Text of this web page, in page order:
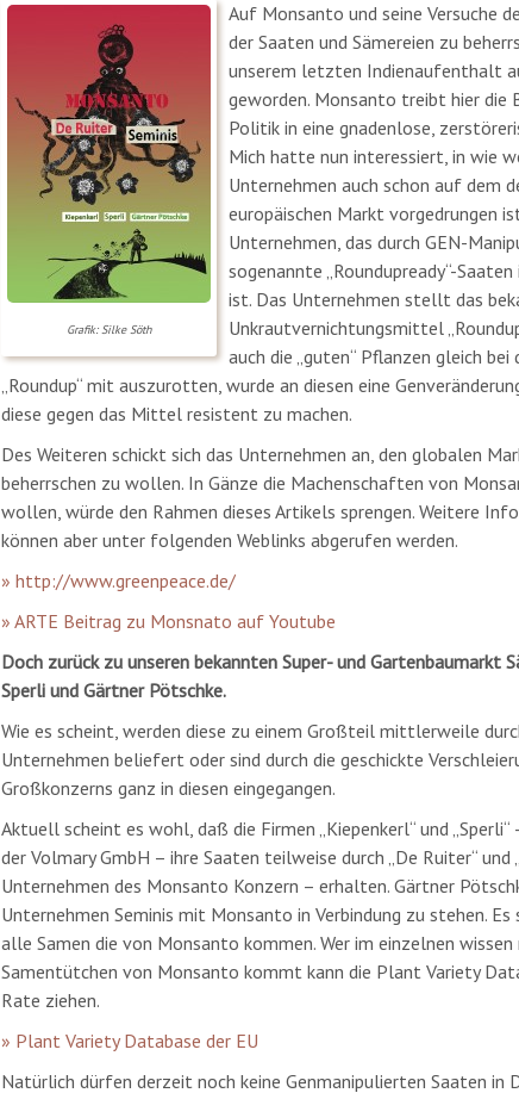
Grafik: Silke Söth
Auf Monsanto und seine Versuche
der Saaten und Sämereien zu
unserem letzten Indienaufenthalt
geworden. Monsanto treibt hier die
Politik in eine gnadenlose,
Mich hatte nun interessiert, in wie
Unternehmen auch schon auf dem
europäischen Markt vorgedrungen
Unternehmen, das durch GEN-
sogenannte „Roundupready“-
ist. Das Unternehmen stellt das
Unkrautvernichtungsmittel
auch die „guten“ Pflanzen gleich bei
„Roundup“ mit auszurotten, wurde an diesen eine
diese gegen das Mittel resistent zu machen.
Des Weiteren schickt sich das Unternehmen an, den globalen
beherrschen zu wollen. In Gänze die Machenschaften von
wollen, würde den Rahmen dieses Artikels sprengen. Weitere
können aber unter folgenden Weblinks abgerufen werden.
» http://www.greenpeace.de/
» ARTE Beitrag zu Monsnato auf Youtube
Doch zurück zu unseren bekannten Super- und Gartenbaumarkt
Sperli und Gärtner Pötschke.
Wie es scheint, werden diese zu einem Großteil mittlerweile
Unternehmen beliefert oder sind durch die geschickte
Großkonzerns ganz in diesen eingegangen.
Aktuell scheint es wohl, daß die Firmen „Kiepenkerl“ und
der Volmary GmbH – ihre Saaten teilweise durch „De Ruiter“ und
Unternehmen des Monsanto Konzern – erhalten. Gärtner
Unternehmen Seminis mit Monsanto in Verbindung zu stehen. Es
alle Samen die von Monsanto kommen. Wer im einzelnen
Samentütchen von Monsanto kommt kann die Plant Variety
Rate ziehen.
» Plant Variety Database der EU
Natürlich dürfen derzeit noch keine Genmanipulierten Saaten in